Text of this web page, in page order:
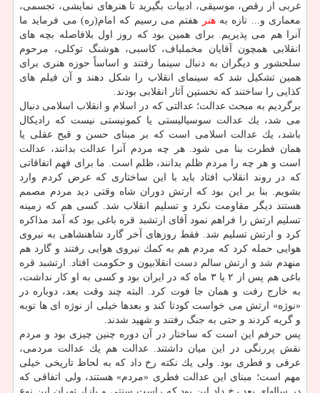
غربی از رقص، موسیقی، ادبیات بگیرید تا هنرهای نمایشی، تجسمی،
معماری و... تازه بههنر
هفتم می رسیم كه امام(ره) می فرماید ما
آنرا هم می پذیریم. برای همین بود كه روز اول بلافاصله بچه های
انقلابی همچون آقایان مخملباف، كاسبی، هوشنگ توكلی، مرحوم
سلحشور و دیگران به دنبال سینما رفتند و اساساً حوزه هنری برای
همین تشكیل شد كه سینمای انقلاب را شكل دهند و آن فیلم های
كذایی را ساختند كه نخستین آثار انقلابی بودند.
برگردیم به مبحث عدالت؛ عدالتی كه در اسلام و انقلاب اسلامی دنبال
می شد، یك عدالت سوسیالیستی یا كمونیستی نیست كه رادیكال
باشد، یك عدالت اسلامی است كه بر مبنای حسن و قبح عقلی یا
همان فطرت بنا می شود. هر چه مردم آنرا عدالت بدانند، عدالت
است و هر چه را مردم ظلم بدانند، ظلم است. ما برای فهم اتفاقاتی
كه در روند انقلاب افتاد باید با این ساختاری كه عرض كردم وارد
بشویم. بنا بر این بود كه ارتش دوران شاه وقتی دید مردم مصمم
هستند دیگر مقاومت نكرد و تسلیم انقلاب شد. كسی هم كه زمینه
تسلیم ارتش را فراهم نمود آقای ارتشبد قره باغی بود كه آمد مذاكره
كرد و ارتش تسلیم شد. فقط روزهای آخر گارد شاهنشاهی به نیروی
هوایی حمله كرد كه مردم هم به كمك نیروی هوایی رفتند و گارد هم
منهدم شد و ارتش سالم دست انقلابیون و حكومت افتاد. ارتشبد قره
باغی هم پس از ۲ یا ۳ ماه كه در ایران بود و كسی به او كار نداشت،
به خارج رفت و همان جا فوت كرد. البته چند وقت بعد، دوباره در
«نوژه» ارتش می خواست كودتا كند و بعدها خیلی از نوژه ای ها توبه
و گریه كردند و حتی به جنگ رفتند و شهید شدند.
پس حرفم این است كه ساختار در آن دوره چنین چیزی بود و مردم
نقش پررنگی در این میان داشتند. عدالت هم یك عدالت مردمی،
عرفی و فطری بود. ولی یك نكته رخ داد كه به لحاظ تاریخی خیلی
مهم است؛ مبنای این عدالت فطری «مردم» هستند، ولی اتفاقی كه